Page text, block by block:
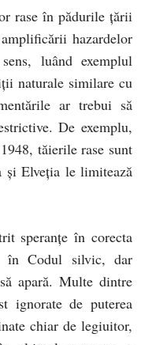
rase în pădurile ţării
hazardelor
luând exemplul
naturale similare cu
ar trebui să
De exemplu,
tăierile rase sunt
Elveţia le limitează
speranţe în corecta
în Codul silvic, dar
apară. Multe dintre
ignorate de puterea
chiar de legiuitor,